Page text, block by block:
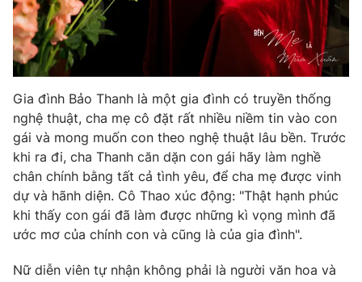
® Cấm sao chép dưới mọi hình thức nếu không có sự chấp
thuận bằng văn bản. Ghi rõ nguồn VTV.vn khi phát hành lại
thông tin từ website này.
Gia đình Bảo Thanh là một gia đình có truyền thống
nghệ thuật, cha mẹ cô đặt rất nhiều niềm tin vào con
gái và mong muốn con theo nghệ thuật lâu bền. Trước
khi ra đi, cha Thanh căn dặn con gái hãy làm nghề
chân chính bằng tất cả tình yêu, để cha mẹ được vinh
dự và hãnh diện. Cô Thao xúc động: "Thật hạnh phúc
khi thấy con gái đã làm được những kì vọng mình đã
ước mơ của chính con và cũng là của gia đình".
Nữ diễn viên tự nhận không phải là người văn hoa và